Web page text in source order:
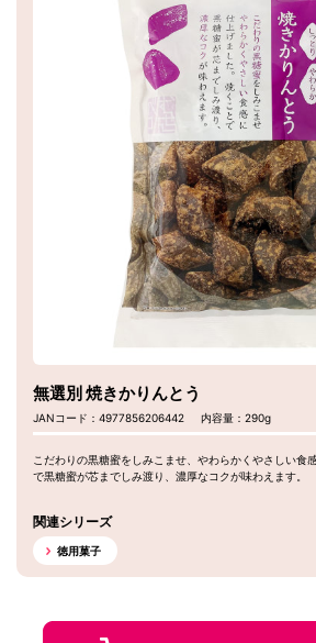
無選別 焼きかりんとう
JANコード：4977856206442 内容量：290g
こだわりの黒糖蜜をしみこませ、やわらかくやさしい食
で黒糖蜜が芯までしみ渡り、濃厚なコクが味わえます。
関連シリーズ
徳用菓子